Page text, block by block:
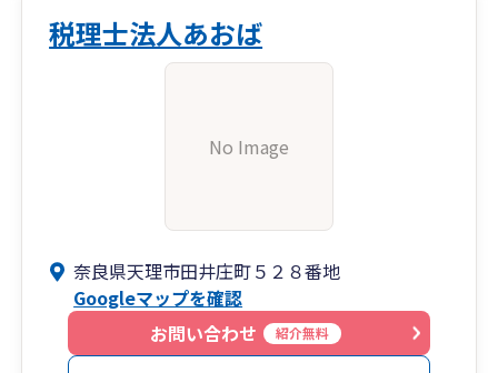
税理士法人あおば
No Image
奈良県天理市田井庄町５２８番地
Googleマップを確認
お問い合わせ
紹介無料